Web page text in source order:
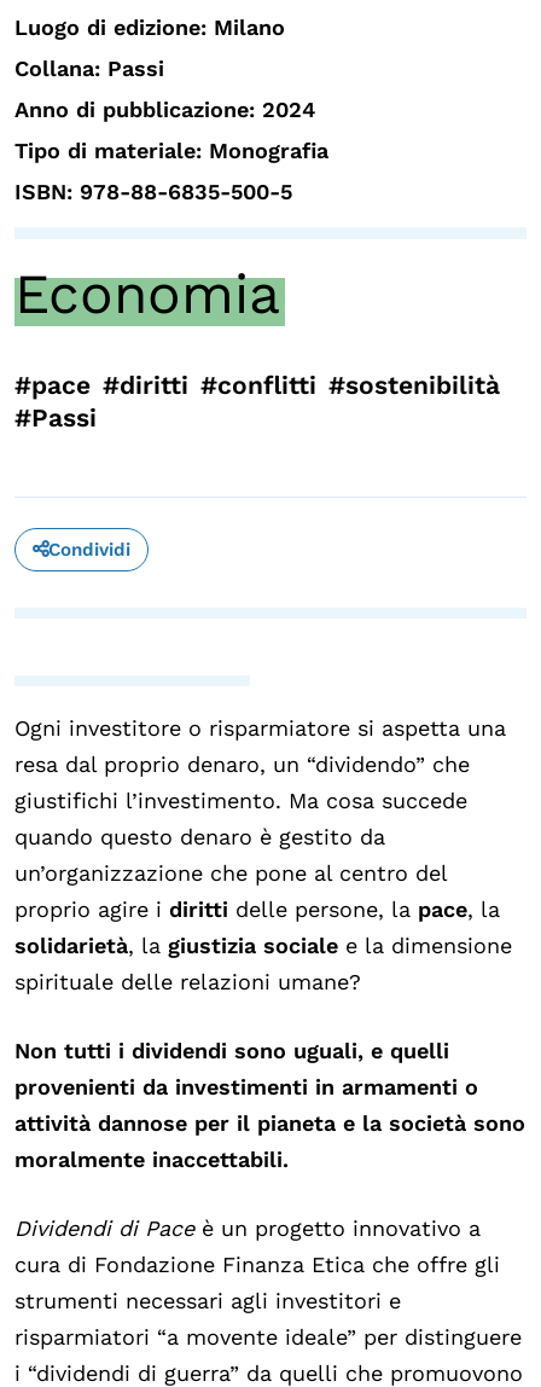
Luogo di edizione: Milano
Collana: Passi
Anno di pubblicazione: 2024
Tipo di materiale: Monografia
ISBN: 978-88-6835-500-5
Economia
#pace #diritti #conflitti #sostenibilità
#Passi
Condividi
Ogni investitore o risparmiatore si aspetta una
resa dal proprio denaro, un “dividendo” che
giustifichi l’investimento. Ma cosa succede
quando questo denaro è gestito da
un’organizzazione che pone al centro del
proprio agire i diritti delle persone, la pace, la
solidarietà, la giustizia sociale e la dimensione
spirituale delle relazioni umane?
Non tutti i dividendi sono uguali, e quelli
provenienti da investimenti in armamenti o
attività dannose per il pianeta e la società sono
moralmente inaccettabili.
Dividendi di Paceè un progetto innovativo a
cura di Fondazione Finanza Etica che offre gli
strumenti necessari agli investitori e
risparmiatori “a movente ideale” per distinguere
i “dividendi di guerra” da quelli che promuovono